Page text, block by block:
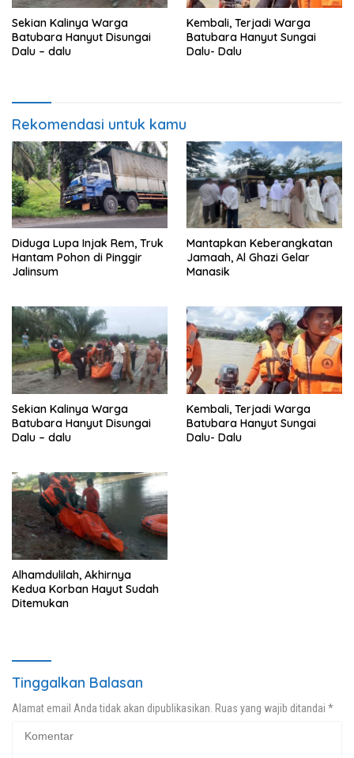
Sekian Kalinya Warga
Batubara Hanyut Disungai
Dalu – dalu
Kembali, Terjadi Warga
Batubara Hanyut Sungai
Dalu- Dalu
Rekomendasi untuk kamu
Diduga Lupa Injak Rem, Truk
Hantam Pohon di Pinggir
Jalinsum
Mantapkan Keberangkatan
Jamaah, Al Ghazi Gelar
Manasik
Sekian Kalinya Warga
Batubara Hanyut Disungai
Dalu – dalu
Kembali, Terjadi Warga
Batubara Hanyut Sungai
Dalu- Dalu
Alhamdulilah, Akhirnya
Kedua Korban Hayut Sudah
Ditemukan
Tinggalkan Balasan
Alamat email Anda tidak akan dipublikasikan. Ruas yang wajib ditandai *